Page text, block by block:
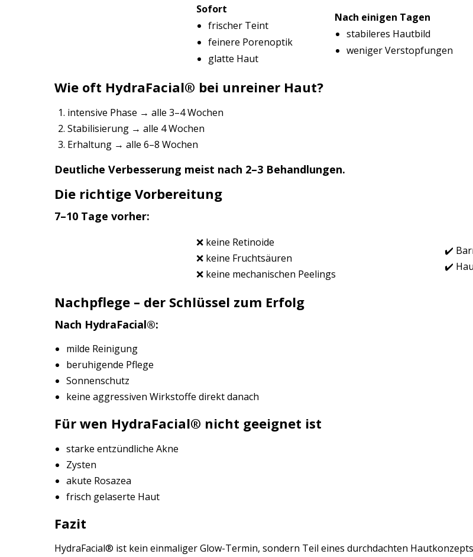
Sofort
frischer Teint
feinere Porenoptik
glatte Haut
Nach einigen Tagen
stabileres Hautbild
weniger Verstopfungen
intensive Phase → alle 3–4 Wochen
Stabilisierung → alle 4 Wochen
Erhaltung → alle 6–8 Wochen
❌ keine Retinoide
❌ keine Fruchtsäuren
❌ keine mechanischen Peelings
milde Reinigung
beruhigende Pflege
Sonnenschutz
keine aggressiven Wirkstoffe direkt danach
starke entzündliche Akne
Zysten
akute Rosazea
frisch gelaserte Haut
✔️
✔️
HydraFacial®️ ist kein einmaliger Glow-Termin, sondern Teil eines durchdachten
Wie oft HydraFacial®️ bei unreiner Haut?
Die richtige Vorbereitung
Nachpflege – der Schlüssel zum Erfolg
Für wen HydraFacial®️ nicht geeignet ist
Fazit
Deutliche Verbesserung meist nach 2–3 Behandlungen.
7–10 Tage vorher:
Nach HydraFacial®️: